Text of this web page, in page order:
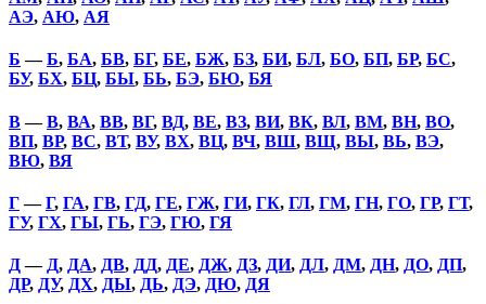
АЭ, АЮ, АЯ
Б —Б, БА, БВ, БГ, БЕ, БЖ, БЗ, БИ, БЛ, БО, БП, БР, БС,
БУ, БХ, БЦ, БЫ, БЬ, БЭ, БЮ, БЯ
В—В, ВА, ВВ, ВГ, ВД, ВЕ, ВЗ, ВИ, ВК, ВЛ, ВМ, ВН, ВО,
ВП, ВР, ВС, ВТ, ВУ, ВХ, ВЦ, ВЧ, ВШ, ВЩ, ВЫ, ВЬ, ВЭ,
ВЮ, ВЯ
Г—Г, ГА, ГВ, ГД, ГЕ, ГЖ, ГИ, ГК, ГЛ, ГМ, ГН, ГО, ГР, ГТ,
ГУ, ГХ, ГЫ, ГЬ, ГЭ, ГЮ, ГЯ
Д— Д, ДА, ДВ, ДД, ДЕ, ДЖ, ДЗ, ДИ, ДЛ, ДМ, ДН, ДО, ДП,
ДР, ДУ, ДХ, ДЫ, ДЬ, ДЭ, ДЮ, ДЯ